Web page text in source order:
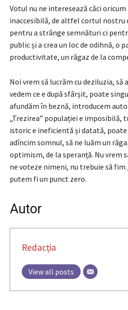
Votul nu ne interesează căci
inaccesibilă, de altfel cortul nostru
pentru a strânge semnături ci
public și a crea un loc de odihnă, o
productivitate, un răgaz de la
Noi vrem să lucrăm cu deziluzia, să
vedem ce e după sfârșit, poate
afundăm în beznă, introducem
„Trezirea” populației e imposibilă,
istoric e ineficientă și datată,
adîncim somnul, să ne luăm un
optimism, de la speranță. Nu vrem
ne voteze nimeni, nu trebuie să fim
putem fi un punct zero.
Autor
Redacția
View all posts